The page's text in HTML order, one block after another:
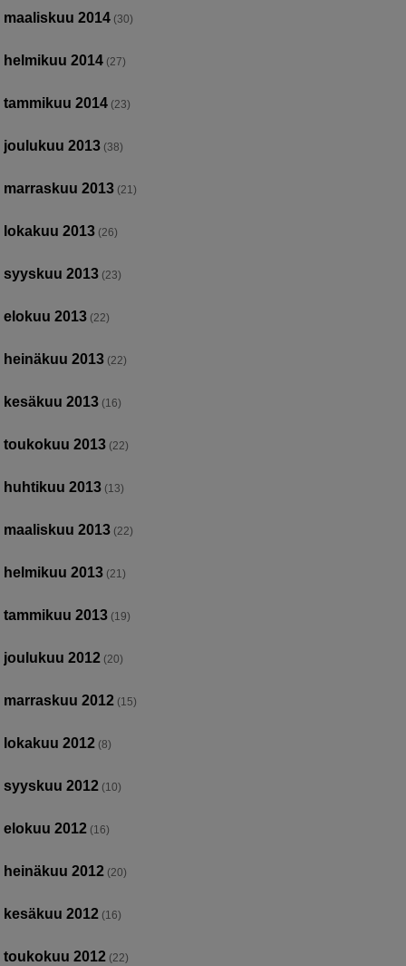
maaliskuu 2014 (30)
helmikuu 2014 (27)
tammikuu 2014 (23)
joulukuu 2013 (38)
marraskuu 2013 (21)
lokakuu 2013 (26)
syyskuu 2013 (23)
elokuu 2013 (22)
heinäkuu 2013 (22)
kesäkuu 2013 (16)
toukokuu 2013 (22)
huhtikuu 2013 (13)
maaliskuu 2013 (22)
helmikuu 2013 (21)
tammikuu 2013 (19)
joulukuu 2012 (20)
marraskuu 2012 (15)
lokakuu 2012 (8)
syyskuu 2012 (10)
elokuu 2012 (16)
heinäkuu 2012 (20)
kesäkuu 2012 (16)
toukokuu 2012 (22)